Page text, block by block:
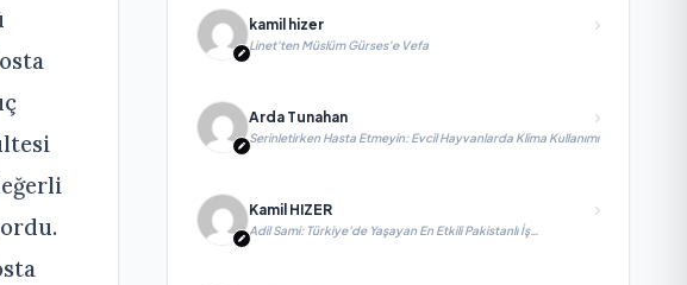
kamil hizer
Linet'ten Müslüm Gürses'e Vefa
Arda Tunahan
Serinletirken Hasta Etmeyin: Evcil Hayvanlarda Klima Kullanımı
Kamil HIZER
Adil Sami: Türkiye’de Yaşayan En Etkili Pakistanlı İş
İnsanlarından Biri, Yatırım ve Ekonomik Diplomasiyi